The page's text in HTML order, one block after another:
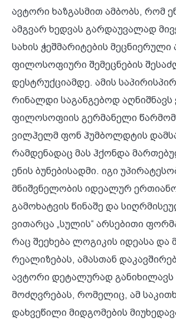
ავტორი ხაზგასმით ამბობს, რომ
ამგვარ ხედვას გარდაუვალად
სახის ჭეშმარიტების მეცნიერული
ფილოსოფიური შემეცნების
დესტრუქციამდე. ამის
რინალდი საგანგებოდ აღნიშნავს
ფილოსოფიის გერმანელი
ვილჰელმ ფონ ჰუმბოლდტის
რამდენადაც მას ჰქონდა
ენის ბუნებისადმი. იგი
მნიშვნელობის იდეალურ
გამოხატვის წინაშე და
ვითარცა „სულის“ არსებითი
რაც შეეხება ლოგიკის იდეასა და
რეალიზებას, ამასთან
ავტორი დეტალურად
მოძღვრებას, რომელიც, ამ
დახვეწილი მიდგომების